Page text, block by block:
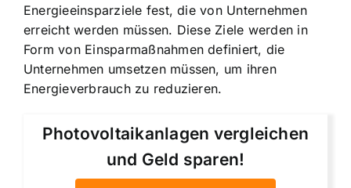
Energieeinsparziele fest, die von Unternehmen
erreicht werden müssen. Diese Ziele werden in
Form von Einsparmaßnahmen definiert, die
Unternehmen umsetzen müssen, um ihren
Energieverbrauch zu reduzieren.
Photovoltaikanlagen vergleichen
und Geld sparen!